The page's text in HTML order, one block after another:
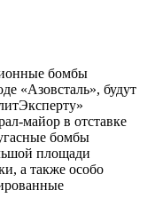
бомбы
«Азовсталь», будут
майор в отставке
бомбы
площади
а также особо